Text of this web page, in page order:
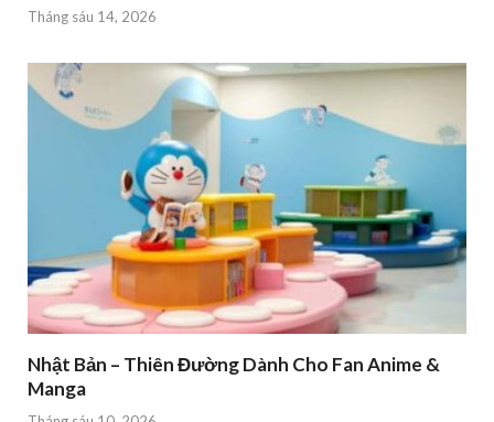
Tháng sáu 14, 2026
Nhật Bản – Thiên Đường Dành Cho Fan Anime &
Manga